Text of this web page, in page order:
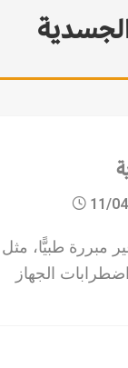
11/
مبررة طبيًّا، مثل
الجهاز